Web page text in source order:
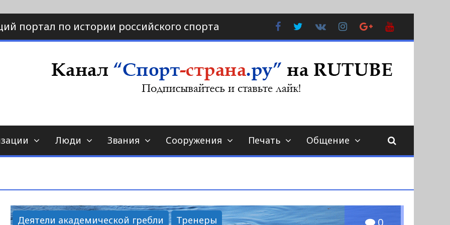
портал по истории российского спорта FacebookTwitter
Контакте
Instagram
Google
Plus
страна.ру
по истории спорта
Люди Звания Сооружения Печать Общение
Деятели академической гребли Тренеры 0